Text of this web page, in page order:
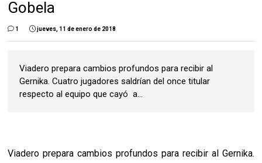
Gobela
1 jueves, 11 de enero de 2018
Viadero prepara cambios profundos para recibir al
Gernika. Cuatro jugadores saldrían del once titular
respecto al equipo que cayó a...
Viadero prepara cambios profundos para recibir al Gernika.